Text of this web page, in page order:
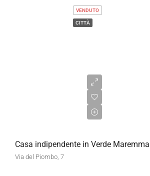
VENDUTO
CITTÀ
Casa indipendente in Verde
Via del Piombo, 7